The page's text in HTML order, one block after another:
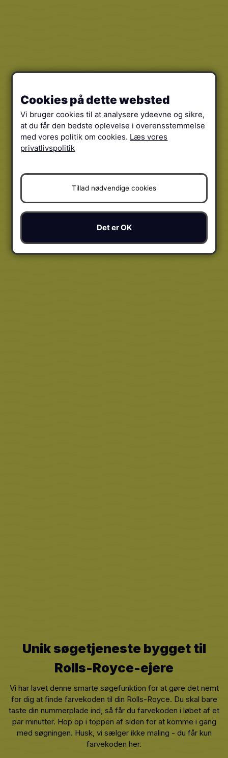
Unik søgetjeneste bygget til
Rolls-Royce-ejere
Vi har lavet denne smarte søgefunktion for at gøre det nemt
for dig at finde farvekoden til din Rolls-Royce. Du skal bare
taste din nummerplade ind, så får du farvekoden i løbet af et
par minutter. Hop op i toppen af siden for at komme i gang
med søgningen. Husk, vi sælger ikke maling - du får kun
farvekoden her.
Cookies på dette websted
Vi bruger cookies til at analysere ydeevne og sikre,
at du får den bedste oplevelse i overensstemmelse
med vores politik om cookies. Læs vores
privatlivspolitik
Tillad nødvendige cookies
Det er OK